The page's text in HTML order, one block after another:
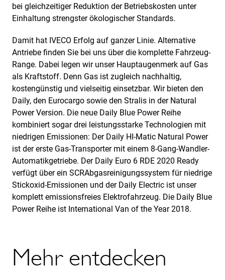
bei gleichzeitiger Reduktion der Betriebskosten unter
Einhaltung strengster ökologischer Standards.
Damit hat IVECO Erfolg auf ganzer Linie. Alternative
Antriebe finden Sie bei uns über die komplette Fahrzeug-
Range. Dabei legen wir unser Hauptaugenmerk auf Gas
als Kraftstoff. Denn Gas ist zugleich nachhaltig,
kostengünstig und vielseitig einsetzbar. Wir bieten den
Daily, den Eurocargo sowie den Stralis in der Natural
Power Version. Die neue Daily Blue Power Reihe
kombiniert sogar drei leistungsstarke Technologien mit
niedrigen Emissionen: Der Daily HI-Matic Natural Power
ist der erste Gas-Transporter mit einem 8-Gang-Wandler-
Automatikgetriebe. Der Daily Euro 6 RDE 2020 Ready
verfügt über ein SCRAbgasreinigungssystem für niedrige
Stickoxid-Emissionen und der Daily Electric ist unser
komplett emissionsfreies Elektrofahrzeug. Die Daily Blue
Power Reihe ist International Van of the Year 2018.
Mehr entdecken